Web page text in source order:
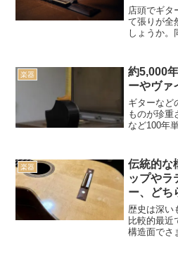
性
店頭でギタ
て張りが全
しょうか。
のになぜ
くないと
なって感じ
ーボ効果な
楽器
約5,000
ーやヴァ
ギターなど
ものが珍重
など100年
ら、世の
の木材を
存在します
ょうか？ ...
楽器
伝統的な
ップやラ
ー、どち
歴史は深い
比較的最近
構造面でさ
す。しか
ーに比べ